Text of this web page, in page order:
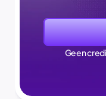
Geen